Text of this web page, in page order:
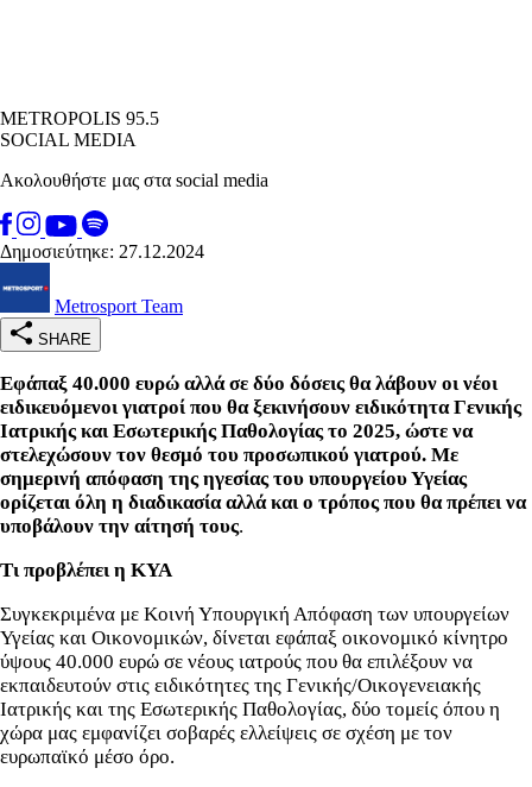
METROPOLIS 95.5
SOCIAL MEDIA
Ακολουθήστε μας στα social media
Δημοσιεύτηκε: 27.12.2024
Metrosport Team
SHARE
Εφάπαξ 40.000 ευρώ αλλά σε δύο δόσεις θα λάβουν οι νέοι
ειδικευόμενοι γιατροί που θα ξεκινήσουν ειδικότητα Γενικής
Ιατρικής και Εσωτερικής Παθολογίας το 2025, ώστε να
στελεχώσουν τον θεσμό του προσωπικού γιατρού. Με
σημερινή απόφαση της ηγεσίας του υπουργείου Υγείας
ορίζεται όλη η διαδικασία αλλά και ο τρόπος που θα πρέπει να
υποβάλουν την αίτησή τους.
Τι προβλέπει η ΚΥΑ
Συγκεκριμένα με Κοινή Υπουργική Απόφαση των υπουργείων
Υγείας και Οικονομικών, δίνεται εφάπαξ οικονομικό κίνητρο
ύψους 40.000 ευρώ σε νέους ιατρούς που θα επιλέξουν να
εκπαιδευτούν στις ειδικότητες της Γενικής/Οικογενειακής
Ιατρικής και της Εσωτερικής Παθολογίας, δύο τομείς όπου η
χώρα μας εμφανίζει σοβαρές ελλείψεις σε σχέση με τον
ευρωπαϊκό μέσο όρο.